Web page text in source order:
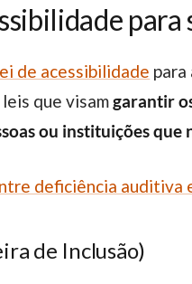
para
de acessibilidade para
leis que visamgarantir
ou instituições
deficiência auditiva
de Inclusão)